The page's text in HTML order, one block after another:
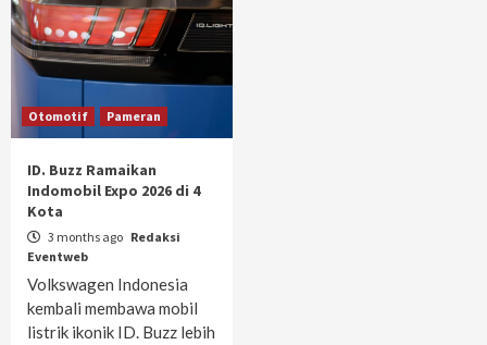
Otomotif Pameran
ID. Buzz Ramaikan
Indomobil Expo 2026 di 4
Kota
3 months ago Redaksi
Eventweb
Volkswagen Indonesia
kembali membawa mobil
listrik ikonik ID. Buzz lebih